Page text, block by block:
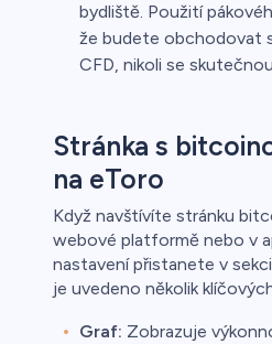
bydliště. Použití
že budete obchodovat
CFD, nikoli se
Stránka s
na eToro
Když navštívíte stránku
webové platformě nebo v
nastavení přistanete v
je uvedeno několik
Graf: Zobrazuje